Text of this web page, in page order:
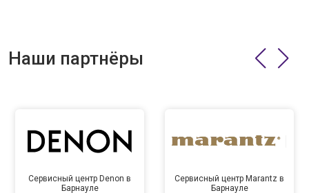
Наши партнёры
Сервисный центр Denon в
Барнауле
Сервисный центр Marantz в
Барнауле